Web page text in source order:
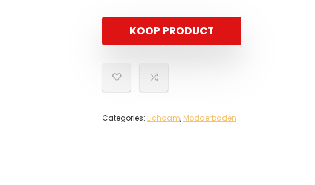
KOOP PRODUCT
Categories: Lichaam, Modderbaden